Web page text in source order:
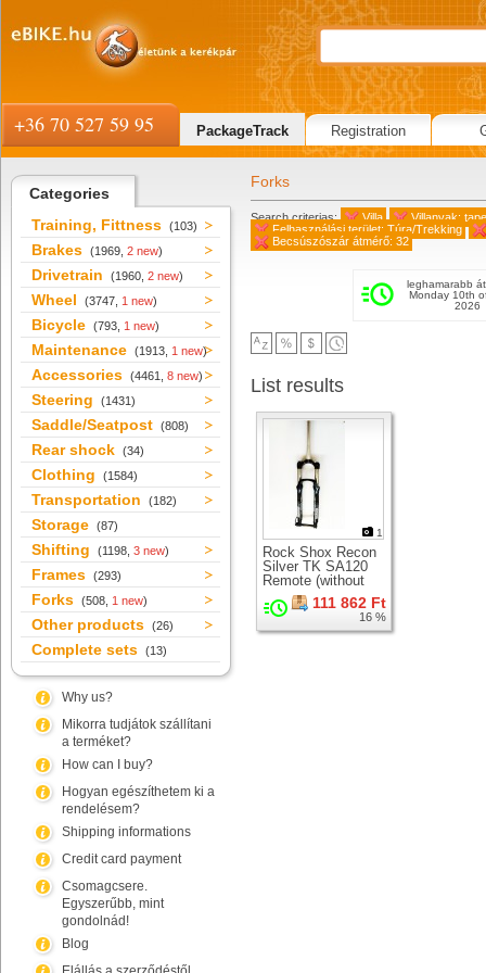
Categories
Training, Fittness (103)
Brakes (1969, 2 new)
Drivetrain (1960, 2 new)
Wheel (3747, 1 new)
Bicycle (793, 1 new)
Maintenance (1913, 1 new)
Accessories (4461, 8 new)
Steering (1431)
Saddle/Seatpost (808)
Rear shock (34)
Clothing (1584)
Transportation (182)
Storage (87)
Shifting (1198, 3 new)
Frames (293)
Forks (508, 1 new)
Other products (26)
Complete sets (13)
Why us?
Mikorra tudjátok szállítani
a terméket?
How can I buy?
Hogyan egészíthetem ki a
rendelésem?
Shipping informations
Credit card payment
Csomagcsere.
Egyszerűbb, mint
gondolnád!
Blog
Forks
Search criterias: Villa
Villanyak:
Felhasználási terület: Túra/Trekking
Becsúszószár átmérő: 32
leghamarabb
Monday 10th
2026
List results
1
Rock Shox Recon
Silver TK SA120
Remote (without
LO lever)
suspension fork for
111 862 Ft
16 %
+36 70 527 59 95 PackageTrack Registration